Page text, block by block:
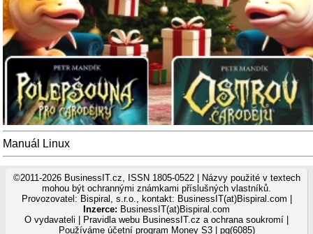
Manuál Linux
©2011-2026 BusinessIT.cz, ISSN 1805-0522 | Názvy použité v textech
mohou být ochrannými známkami příslušných vlastníků.
Provozovatel: Bispiral, s.r.o., kontakt: BusinessIT(at)Bispiral.com |
Inzerce: BusinessIT(at)Bispiral.com
O vydavateli
Pravidla webu BusinessIT.cz a ochrana soukromí
Používáme účetní program Money S3| pg(6085)